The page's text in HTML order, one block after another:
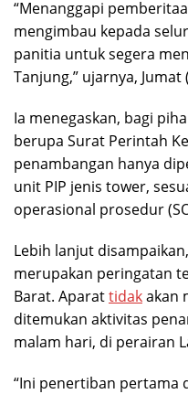
“Menanggapi
mengimbau kepada
panitia untuk segera
Tanjung,” ujarnya, Jumat
Ia menegaskan, bagi
berupa Surat Perintah
penambangan hanya
unit PIP jenis tower,
operasional prosedur
Lebih lanjut
merupakan peringatan
Barat. Aparattidakakan
ditemukan aktivitas
malam hari, di perairan
“Ini penertiban pertama